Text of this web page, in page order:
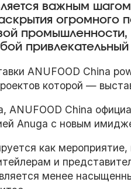
важным
огромного
ANUFOOD China
которой —
ANUFOOD China
Anuga с новым
как
и
менее